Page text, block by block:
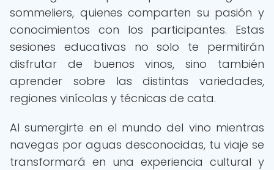
sommeliers, quienes comparten su pasión y
conocimientos con los participantes. Estas
sesiones educativas no solo te permitirán
disfrutar de buenos vinos, sino también
aprender sobre las distintas variedades,
regiones vinícolas y técnicas de cata.
Al sumergirte en el mundo del vino mientras
navegas por aguas desconocidas, tu viaje se
transformará en una experiencia cultural y